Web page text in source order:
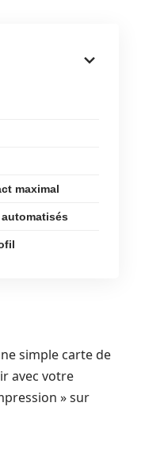
maximal
simple carte de
avec votre
» sur